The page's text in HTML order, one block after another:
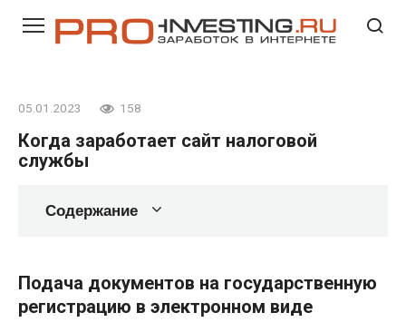
05.01.2023 158
Когда заработает сайт налоговой
службы
Содержание
Подача документов на государственную
регистрацию в электронном виде